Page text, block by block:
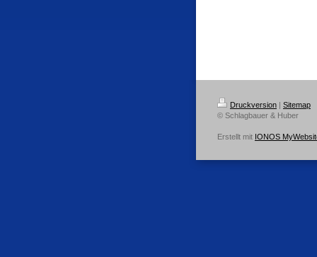
Druckversion | Sitemap
© Schlagbauer & Huber
Erstellt mit IONOS